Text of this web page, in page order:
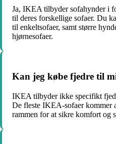
Ja, IKEA tilbyder sofahynder i
til deres forskellige sofaer. Du
til enkeltsofaer, samt større
hjørnesofaer.
Kan jeg købe fjedre til
IKEA tilbyder ikke specifikt
De fleste IKEA-sofaer kommer
rammen for at sikre komfort og